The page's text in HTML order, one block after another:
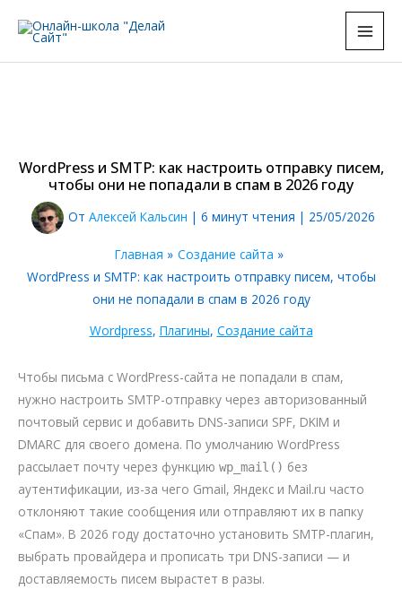
WordPress и SMTP: как настроить отправку писем,
чтобы они не попадали в спам в 2026 году
От Алексей Кальсин | 6 минут чтения | 25/05/2026
Главная
Создание сайта
WordPress и SMTP: как настроить отправку писем, чтобы
они не попадали в спам в 2026 году
Wordpress, Плагины, Создание сайта
Чтобы письма с WordPress-сайта не попадали в спам,
нужно настроить SMTP-отправку через авторизованный
почтовый сервис и добавить DNS-записи SPF, DKIM и
DMARC для своего домена. По умолчанию WordPress
рассылает почту через функцию wp_mail() без
аутентификации, из-за чего Gmail, Яндекс и Mail.ru часто
отклоняют такие сообщения или отправляют их в папку
«Спам». В 2026 году достаточно установить SMTP-плагин,
выбрать провайдера и прописать три DNS-записи — и
доставляемость писем вырастет в разы.